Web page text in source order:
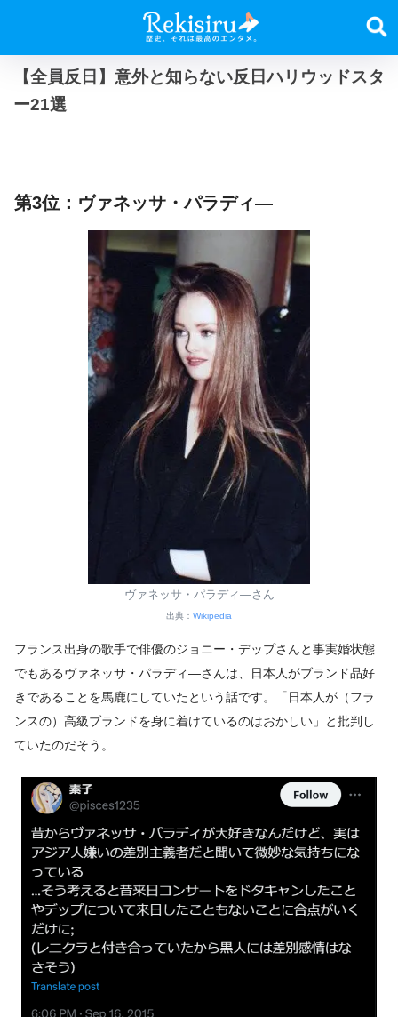
【全員反日】意外と知らない反日ハリウッドスタ
ー21選
第3位：ヴァネッサ・パラディ―
ヴァネッサ・パラディ―さん
出典： Wikipedia
フランス出身の歌手で俳優のジョニー・デップさんと事実婚状態
でもあるヴァネッサ・パラディ―さんは、日本人がブランド品好
きであることを馬鹿にしていたという話です。「日本人が（フラ
ンスの）高級ブランドを身に着けているのはおかしい」と批判し
ていたのだそう。